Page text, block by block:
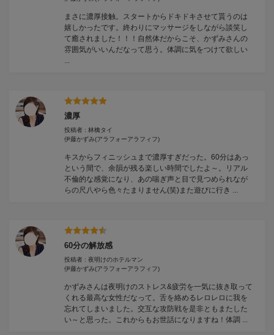
まさに濃厚接触。スタートからドキドキさせて貰うのは
嬉しかったです。終わりにマッサージをしながら談笑し
て癒されました！！！自然体だからこそ、かずみさんの
雰囲気がいいんだなって思う。体調に気をつけて欲しい
...
濃厚
投稿者 : 林檎タイ
伊藤かずみ(アラフォーアラフィフ)
キスからフィニッシュまで濃厚すぎだった。60分はあっ
という間で、余韻が残る楽しい時間でしたよ～。リアル
不倫的な感覚になり、あの喘ぎ声と目で見つめられなが
らの尺八やら色々たまりません(笑)また遊びに行き ...
60分の解放感
投稿者 : 夜明けのホテルマン
伊藤かずみ(アラフォーアラフィフ)
かずみさんは夜明けのストレス&疲労を一気に抜き取って
くれる最高な女性だなって。舌を絡めるレロレロに我を
忘れてしまいました。交互な攻防戦を是非ともまたした
い～と思った。これからもお世話になりますね！体調 ...